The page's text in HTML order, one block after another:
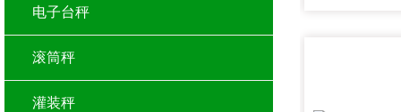
电子台秤
滚筒秤
灌装秤